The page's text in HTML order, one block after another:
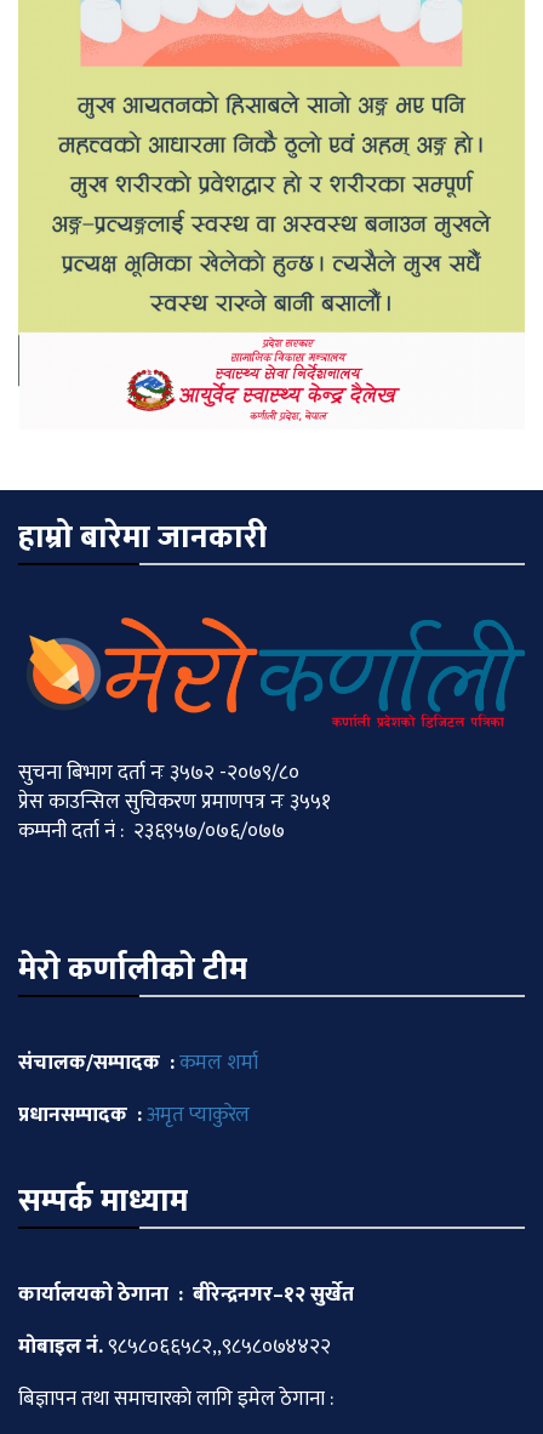
हाम्रो बारेमा जानकारी
सुचना बिभाग दर्ता नः ३५७२ -२०७९/८०
प्रेस काउन्सिल सुचिकरण प्रमाणपत्र नः ३५५१
कम्पनी दर्ता नं : २३६९५७/०७६/०७७
मेराे कर्णालीकाे टीम
संचालक/सम्पादक :कमल शर्मा
प्रधानसम्पादक :अमृत प्याकुरेल
सम्पर्क माध्याम
कार्यालयको ठेगाना : बीरेन्द्रनगर–१२ सुर्खेत
माेबाइल नं.९८५८०६६५८२,,९८५८०७४४२२
बिज्ञापन तथा समाचारकाे लागि इमेल ठेगाना :